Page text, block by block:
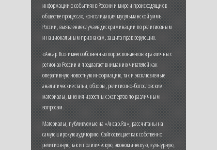
информации о событиях в России и мире и происходящих в
обществе процессах, консолидация мусульманской уммы
России, выявление случаев дискриминации по религиозным
и национальным признакам, защита прав верующих.
«Ансар.Ru» имеет собственных корреспондентов в различных
регионах России и предлагает вниманию читателей как
оперативную новостную информацию, так и эксклюзивные
аналитические статьи, обзоры, религиозно-богословские
материалы, мнения известных экспертов по различным
вопросам.
Материалы, публикуемые на «Ансар.Ru», рассчитаны на
самую широкую аудиторию. Сайт освещает как собственно
религиозную, так и политическую, экономическую, культурную,